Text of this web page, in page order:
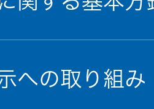
への取り組み